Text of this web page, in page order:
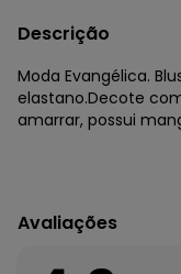
Descrição
Moda Evangélica.
elastano.Decote
amarrar, possui
Rosalie - Camisa
Comprimento da
Modelo da manga:
Avaliações